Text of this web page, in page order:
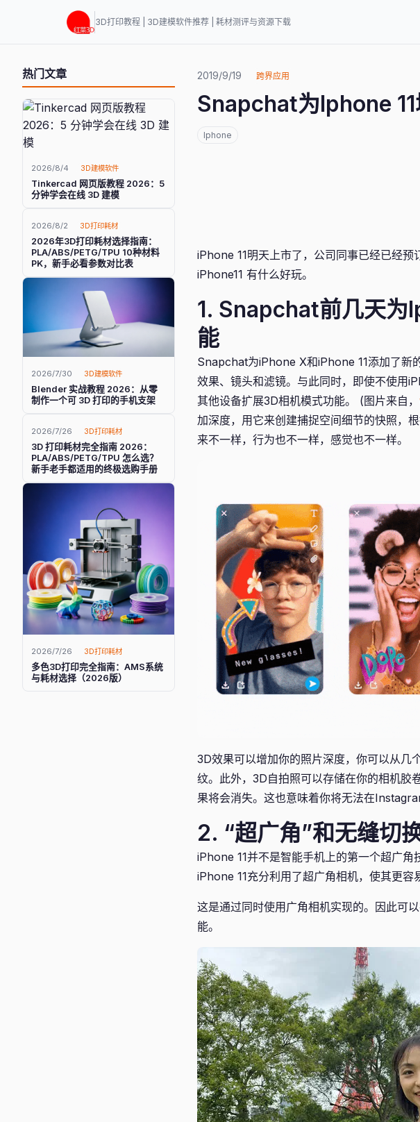
3D打印教程 | 3D建模软件推荐 | 耗材测评与资源下载
热门文章
2026/8/4 3D建模软件
Tinkercad 网页版教程 2026：5
分钟学会在线 3D 建模
2026/8/2 3D打印耗材
2026年3D打印耗材选择指南：
PLA/ABS/PETG/TPU 10种材料
PK，新手必看参数对比表
2026/7/30 3D建模软件
Blender 实战教程 2026：从零
制作一个可 3D 打印的手机支架
2026/7/26 3D打印耗材
3D 打印耗材完全指南 2026：
PLA/ABS/PETG/TPU 怎么选？
新手老手都适用的终极选购手册
2026/7/26 3D打印耗材
多色3D打印完全指南：AMS系统
与耗材选择（2026版）
2019/9/19 跨界应用
Snapchat为Iphone
Iphone
iPhone 11明天上市了，公司同事已经已经
iPhone11 有什么好玩。
1. Snapchat前几天为
能
Snapchat为iPhone X和iPhone 11添加了新
效果、镜头和滤镜。与此同时，即使不使用
其他设备扩展3D相机模式功能。 (图片来自，
加深度，用它来创建捕捉空间细节的快照，
来不一样，行为也不一样，感觉也不一样。
3D效果可以增加你的照片深度，你可以从几
纹。此外，3D自拍照可以存储在你的相机
果将会消失。这也意味着你将无法在
2. “超广角”和无缝切
iPhone 11并不是智能手机上的第一个超广角
iPhone 11充分利用了超广角相机，使其更容
这是通过同时使用广角相机实现的。因此可
能。